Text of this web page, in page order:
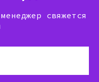
свяжется